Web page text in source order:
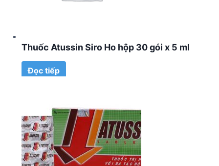
Thuốc Atussin Siro Ho hộp 30 gói x 5 ml
Đọc tiếp